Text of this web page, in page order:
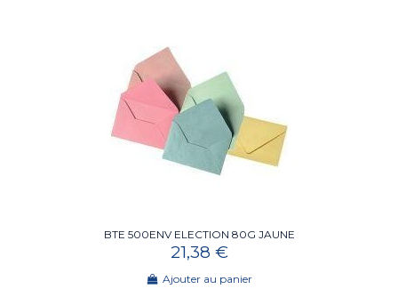
BTE 500ENV ELECTION 80G JAUNE
21,38 €
Ajouter au panier